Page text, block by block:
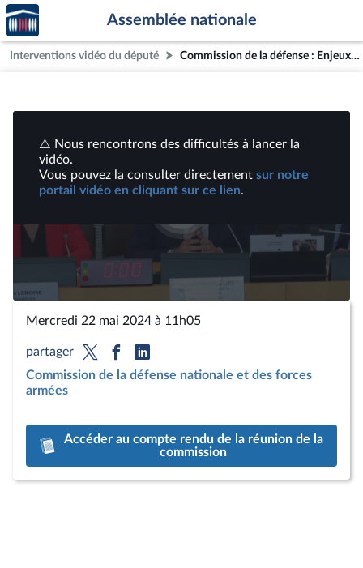
Aller au contenu
Aller en bas de la page
Accèder
à la
page
d'accueil
Assemblée nationale
Interventions vidéo du député Commission de la défense : Enjeux, rôle et stratégie d’influence de la France dans l’OTAN ; Défense et territoires : quels rôles pour les acteurs du territoire dans la défense nationale ? | Vidéos
Lire
la
vidéo
⚠️ Nous rencontrons des difficultés à lancer la
vidéo.
Vous pouvez la consulter directement sur notre
portail vidéo en cliquant sur ce lien.
Mercredi 22 mai 2024 à 11h05
partager
Commission de la défense nationale et des forces
armées
Accéder au compte rendu de la réunion de la
commission